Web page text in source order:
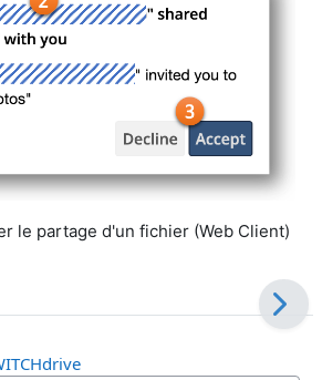
le partage d'un fichier (Web Client)